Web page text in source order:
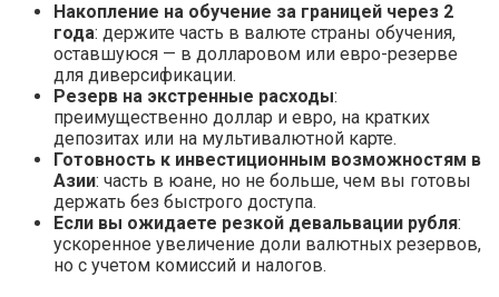
Накопление на обучение за границей через 2
года: держите часть в валюте страны обучения,
оставшуюся — в долларовом или евро-резерве
для диверсификации.
Резерв на экстренные расходы:
преимущественно доллар и евро, на кратких
депозитах или на мультивалютной карте.
Готовность к инвестиционным возможностям в
Азии: часть в юане, но не больше, чем вы готовы
держать без быстрого доступа.
Если вы ожидаете резкой девальвации рубля:
ускоренное увеличение доли валютных резервов,
но с учетом комиссий и налогов.